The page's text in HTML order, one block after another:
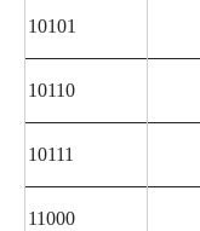
10101
10110
10111
11000